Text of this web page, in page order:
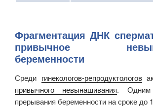
Фрагментация ДНК
привычное
беременности
Среди гинекологов-репродуктологов
привычного невынашивания. Одним
прерывания беременности на сроке до